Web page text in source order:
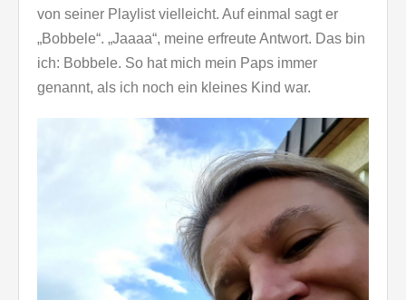
von seiner Playlist vielleicht. Auf einmal sagt er
„Bobbele“. „Jaaaa“, meine erfreute Antwort. Das bin
ich: Bobbele. So hat mich mein Paps immer
genannt, als ich noch ein kleines Kind war.